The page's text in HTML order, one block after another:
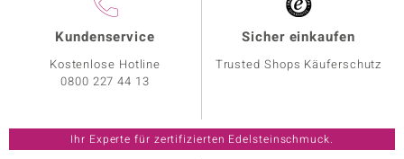
Kundenservice
Kostenlose Hotline
0800 227 44 13
Sicher einkaufen
Trusted Shops Käuferschutz
Ihr Experte für zertifizierten Edelsteinschmuck.